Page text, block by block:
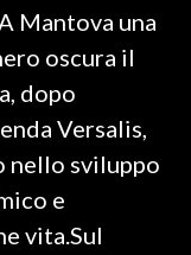
Mantova una
oscura il
dopo
Versalis,
nello sviluppo
e
vita.Sul